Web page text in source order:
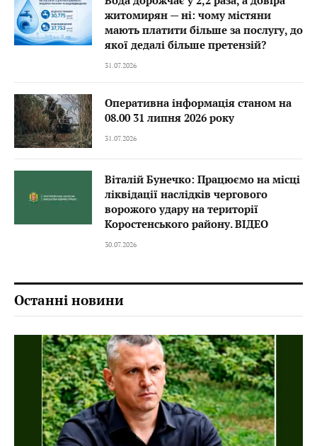
житомирян — ні: чому містяни
мають платити більше за послугу, до
якої дедалі більше претензій?
31.07.2026
Оперативна інформація станом на
08.00 31 липня 2026 року
31.07.2026
Віталій Бунечко: Працюємо на місці
ліквідації наслідків чергового
ворожого удару на території
Коростенського району. ВІДЕО
30.07.2026
Останні новини